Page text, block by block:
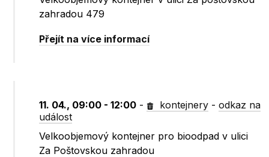
zahradou 479
Přejít na více informací
11. 04., 09:00 - 12:00 - kontejnery -odkaz na
událost
Velkoobjemový kontejner pro bioodpad v ulici
Za Poštovskou zahradou